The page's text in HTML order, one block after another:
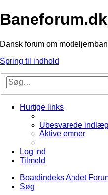
Baneforum.dk
Dansk forum om
Spring til indhold
Hurtige links
Ubesvarede indlæg
Aktive emner
Log ind
Tilmeld
BoardindeksAndet
Søg